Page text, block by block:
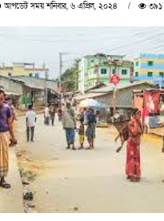
আপডেট সময় শনিবার, ৬ এপ্রিল, ২০২৪ ৩৯১